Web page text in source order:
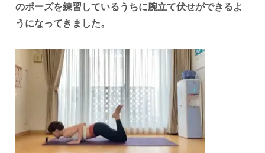
のポーズを練習しているうちに腕立て伏せができるよ
うになってきました。